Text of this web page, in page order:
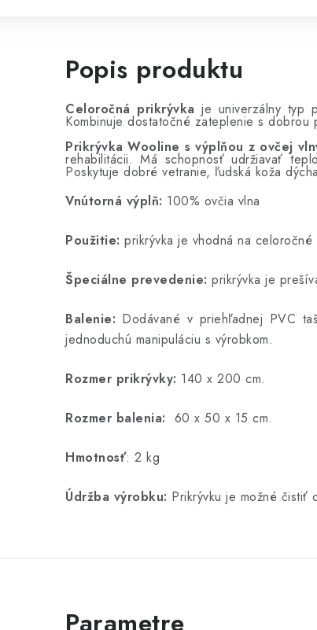
Popis produktu
Celoročná prikrývka je univerzálny typ
Kombinuje dostatočné zateplenie s
Prikrývka Wooline s výplňou z ovčej
rehabilitácii. Má schopnosť udržiavať
Poskytuje dobré vetranie, ľudská koža
Vnútorná výplň: 100% ovčia vlna
Použitie: prikrývka je vhodná na
Špeciálne prevedenie: prikrývka je
Balenie: Dodávané v priehľadnej PVC
jednoduchú manipuláciu s výrobkom.
Rozmer prikrývky: 140 x 200 cm.
Rozmer balenia: 60 x 50 x 15 cm.
Hmotnosť: 2 kg
Údržba výrobku: Prikrývku je možné čistiť